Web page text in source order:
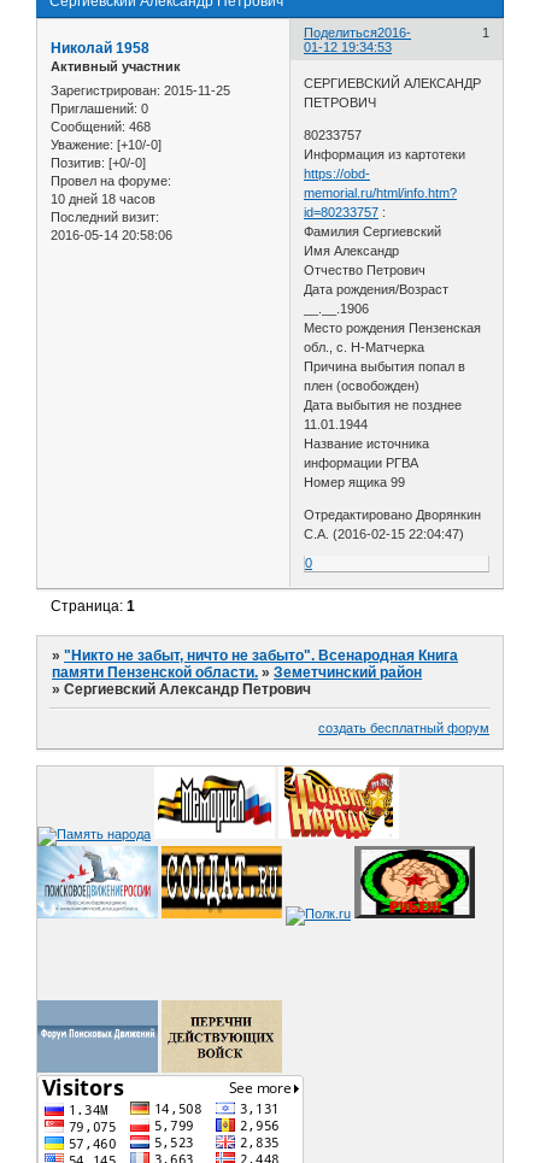
Поделиться 1
2016-
01-12 19:34:53
Николай 1958
Активный участник
Зарегистрирован: 2015-11-25
Приглашений: 0
Сообщений: 468
Уважение: [+10/-0]
Позитив: [+0/-0]
Провел на форуме:
10 дней 18 часов
Последний визит:
2016-05-14 20:58:06
СЕРГИЕВСКИЙ АЛЕКСАНДР
ПЕТРОВИЧ
80233757
Информация из картотеки
https://obd-
memorial.ru/html/info.htm?
id=80233757 :
Фамилия Сергиевский
Имя Александр
Отчество Петрович
Дата рождения/Возраст
__.__.1906
Место рождения Пензенская
обл., с. Н-Матчерка
Причина выбытия попал в
плен (освобожден)
Дата выбытия не позднее
11.01.1944
Название источника
информации РГВА
Номер ящика 99
Отредактировано Дворянкин
С.А. (2016-02-15 22:04:47)
0
Страница:1
»"Никто не забыт, ничто не забыто". Всенародная Книга
памяти Пензенской области. »Земетчинский район
»Сергиевский Александр Петрович
создать бесплатный форум